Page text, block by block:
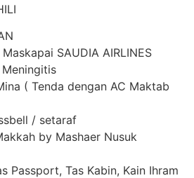
SAUDIA AIRLINES
( Tenda dengan AC Maktab
/ setaraf
by Mashaer Nusuk
Passport, Tas Kabin, Kain Ihram